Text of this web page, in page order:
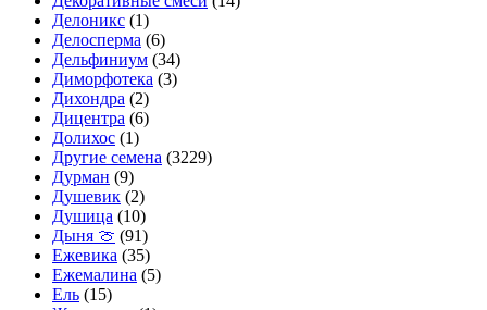
Делоникс (1)
Делосперма (6)
Дельфиниум (34)
Диморфотека (3)
Дихондра (2)
Дицентра (6)
Долихос (1)
Другие семена (3229)
Дурман (9)
Душевик (2)
Душица (10)
Дыня 🍈 (91)
Ежевика (35)
Ежемалина (5)
Ель (15)